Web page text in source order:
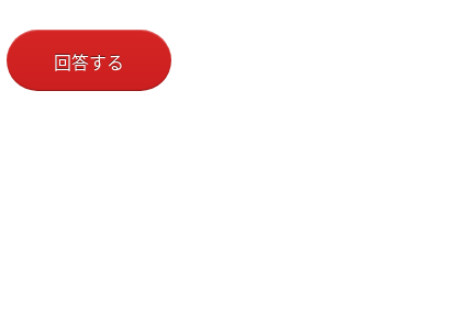
回答する